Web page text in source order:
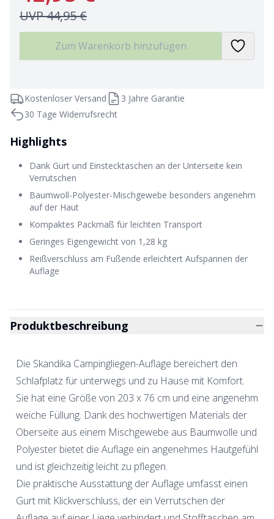
UVP44,95 €
Zum Warenkorb hinzufügen
Kostenloser Versand
3 Jahre Garantie
30 Tage Widerrufsrecht
Highlights
Dank Gurt und Einstecktaschen an der Unterseite kein
Verrutschen
Baumwoll-Polyester-Mischgewebe besonders angenehm
auf der Haut
Kompaktes Packmaß für leichten Transport
Geringes Eigengewicht von 1,28 kg
Reißverschluss am Fußende erleichtert Aufspannen der
Auflage
Produktbeschreibung
Die Skandika Campingliegen-Auflage bereichert den
Schlafplatz für unterwegs und zu Hause mit Komfort.
Sie hat eine Größe von 203 x 76 cm und eine angenehm
weiche Füllung. Dank des hochwertigen Materials der
Oberseite aus einem Mischgewebe aus Baumwolle und
Polyester bietet die Auflage ein angenehmes Hautgefühl
und ist gleichzeitig leicht zu pflegen.
Die praktische Ausstattung der Auflage umfasst einen
Gurt mit Klickverschluss, der ein Verrutschen der